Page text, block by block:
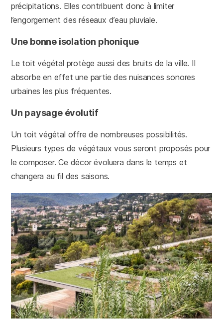
précipitations. Elles contribuent donc à limiter
l’engorgement des réseaux d’eau pluviale.
Une bonne isolation phonique
Le toit végétal protège aussi des bruits de la ville. Il
absorbe en effet une partie des nuisances sonores
urbaines les plus fréquentes.
Un paysage évolutif
Un toit végétal offre de nombreuses possibilités.
Plusieurs types de végétaux vous seront proposés pour
le composer. Ce décor évoluera dans le temps et
changera au fil des saisons.